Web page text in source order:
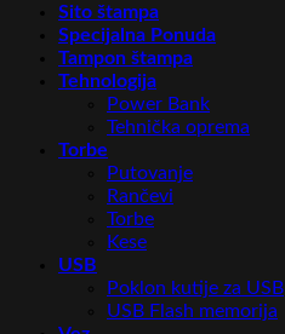
Sito štampa
Specijalna Ponuda
Tampon štampa
Tehnologija
Power Bank
Tehnička oprema
Torbe
Putovanje
Rančevi
Torbe
Kese
USB
Poklon kutije za USB
USB Flash memorija